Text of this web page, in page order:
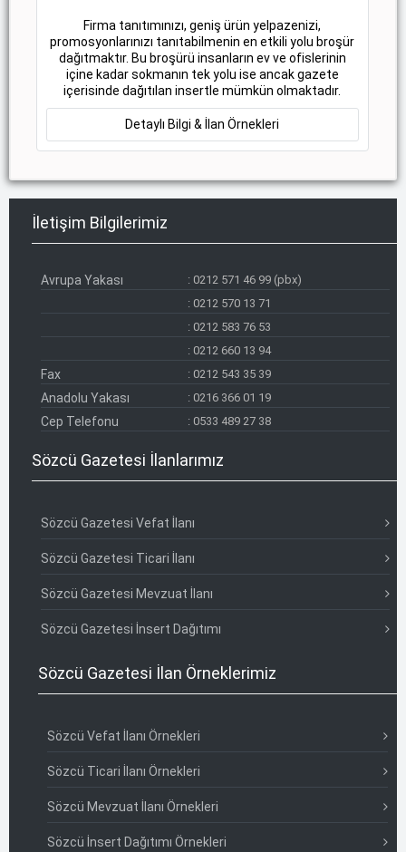
Firma tanıtımınızı, geniş ürün yelpazenizi,
promosyonlarınızı tanıtabilmenin en etkili yolu broşür
dağıtmaktır. Bu broşürü insanların ev ve ofislerinin
içine kadar sokmanın tek yolu ise ancak gazete
içerisinde dağıtılan insertle mümkün olmaktadır.
Detaylı Bilgi & İlan Örnekleri
İletişim Bilgilerimiz
Avrupa Yakası : 0212 571 46 99 (pbx)
: 0212 570 13 71
: 0212 583 76 53
: 0212 660 13 94
Fax : 0212 543 35 39
Anadolu Yakası : 0216 366 01 19
Cep Telefonu : 0533 489 27 38
Sözcü Gazetesi İlanlarımız
Sözcü Gazetesi Vefat İlanı
Sözcü Gazetesi Ticari İlanı
Sözcü Gazetesi Mevzuat İlanı
Sözcü Gazetesi İnsert Dağıtımı
Sözcü Gazetesi İlan Örneklerimiz
Sözcü Vefat İlanı Örnekleri
Sözcü Ticari İlanı Örnekleri
Sözcü Mevzuat İlanı Örnekleri
Sözcü İnsert Dağıtımı Örnekleri